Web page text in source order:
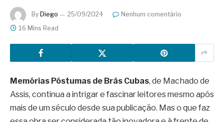
By Diego 25/09/2024
Nenhum comentário
16 Mins Read
Memórias Póstumas de Brás Cubas, de Machado de
Assis, continua a intrigar e fascinar leitores mesmo após
mais de um século desde sua publicação. Mas o que faz